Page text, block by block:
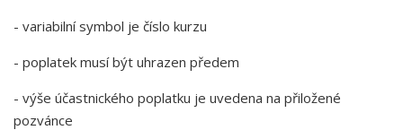
- variabilní symbol je číslo kurzu
- poplatek musí být uhrazen předem
- výše účastnického poplatku je uvedena na přiložené
pozvánce